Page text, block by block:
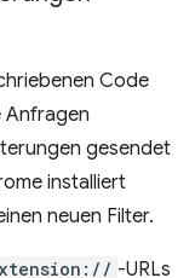
Code
Anfragen
gesendet
installiert
neuen Filter.
-URLs